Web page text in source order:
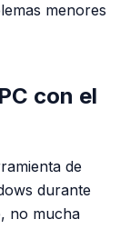
menores
con el
de
durante
no mucha